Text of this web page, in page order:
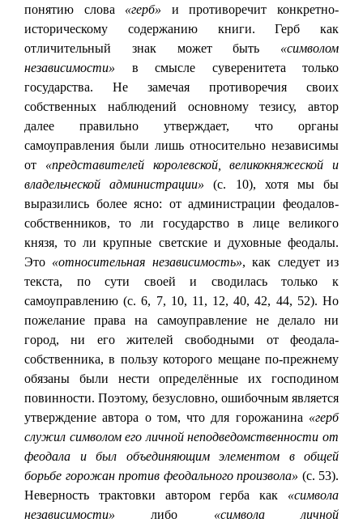
понятию слова «герб» и противоречит конкретно-
историческому содержанию книги. Герб как
отличительный знак может быть «символом
независимости» в смысле суверенитета только
государства. Не замечая противоречия своих
собственных наблюдений основному тезису, автор
далее правильно утверждает, что органы
самоуправления были лишь относительно независимы
от «представителей королевской, великокняжеской и
владельческой администрации» (с. 10), хотя мы бы
выразились более ясно: от администрации феодалов-
собственников, то ли государство в лице великого
князя, то ли крупные светские и духовные феодалы.
Это «относительная независимость», как следует из
текста, по сути своей и сводилась только к
самоуправлению (с. 6, 7, 10, 11, 12, 40, 42, 44, 52). Но
пожелание права на самоуправление не делало ни
город, ни его жителей свободными от феодала-
собственника, в пользу которого мещане по-прежнему
обязаны были нести определённые их господином
повинности. Поэтому, безусловно, ошибочным является
утверждение автора о том, что для горожанина «герб
служил символом его личной неподведомственности от
феодала и был объединяющим элементом в общей
борьбе горожан против феодального произвола» (с. 53).
Неверность трактовки автором герба как «символа
независимости» либо «символа личной